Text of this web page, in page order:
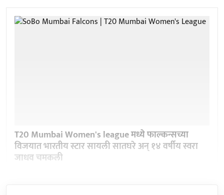
T20 Mumbai Women's league मध्ये फाल्कन्सच्या
विजयात भारतीय स्टार सायली सातघरे अन् १४ वर्षीय स्वरा
जाधव चमकली